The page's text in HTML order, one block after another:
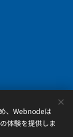
、Webnodeは
体験を提供しま